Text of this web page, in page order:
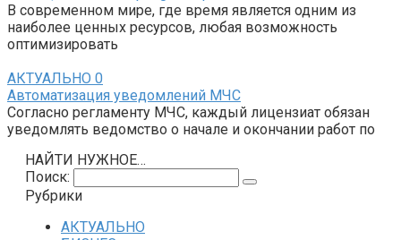
В современном мире, где время является одним из
наиболее ценных ресурсов, любая возможность
оптимизировать
АКТУАЛЬНО 0
Автоматизация уведомлений МЧС
Согласно регламенту МЧС, каждый лицензиат обязан
уведомлять ведомство о начале и окончании работ по
НАЙТИ НУЖНОЕ…
Поиск:
Рубрики
АКТУАЛЬНО